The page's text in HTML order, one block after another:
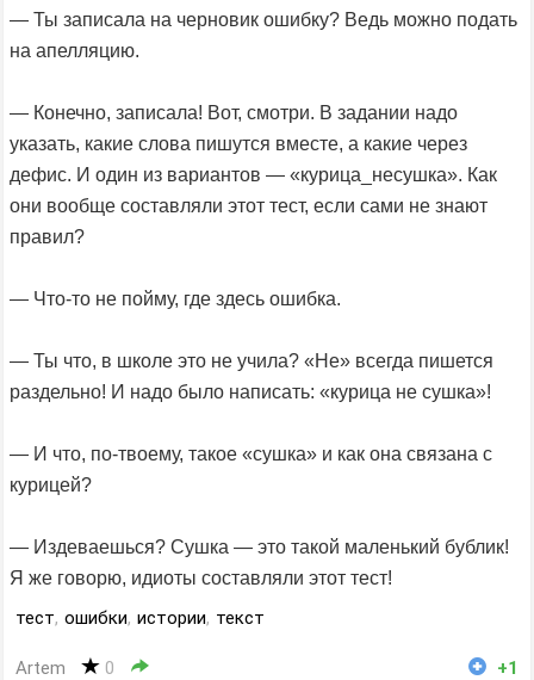
— Ты записала на черновик ошибку? Ведь можно подать
на апелляцию.
— Конечно, записала! Вот, смотри. В задании надо
указать, какие слова пишутся вместе, а какие через
дефис. И один из вариантов — «курица_несушка». Как
они вообще составляли этот тест, если сами не знают
правил?
— Что-то не пойму, где здесь ошибка.
— Ты что, в школе это не учила? «Не» всегда пишется
раздельно! И надо было написать: «курица не сушка»!
— И что, по-твоему, такое «сушка» и как она связана с
курицей?
— Издеваешься? Сушка — это такой маленький бублик!
Я же говорю, идиоты составляли этот тест!
тест, ошибки, истории, текст
Artem 0 +1